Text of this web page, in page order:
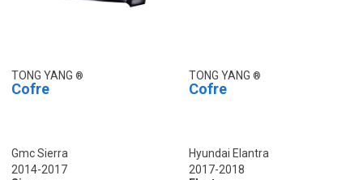
TONG YANG
Cofre
Gmc Sierra
2014-2017
TONG YANG
Cofre
Hyundai Elantra
2017-2018